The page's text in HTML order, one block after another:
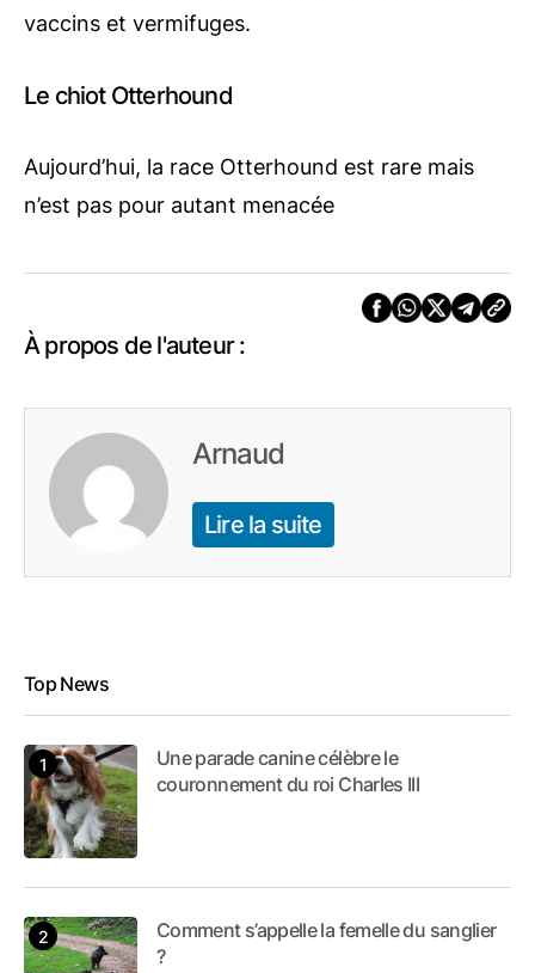
vaccins et vermifuges.
Le chiot Otterhound
Aujourd’hui, la race Otterhound est rare mais
n’est pas pour autant menacée
À propos de l'auteur :
Arnaud
Lire la suite
Top News
Une parade canine célèbre le
couronnement du roi Charles III
Comment s’appelle la femelle du sanglier
?